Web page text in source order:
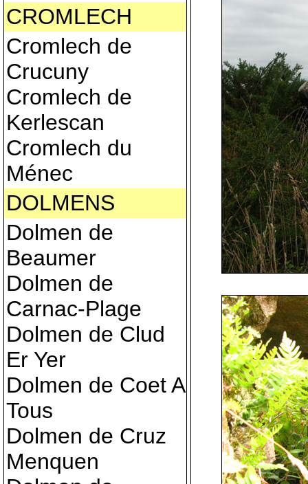
CROMLECH
Cromlech de
Crucuny
Cromlech de
Kerlescan
Cromlech du
Ménec
DOLMENS
Dolmen de
Beaumer
Dolmen de
Carnac-Plage
Dolmen de Clud
Er Yer
Dolmen de Coet A
Tous
Dolmen de Cruz
Menquen